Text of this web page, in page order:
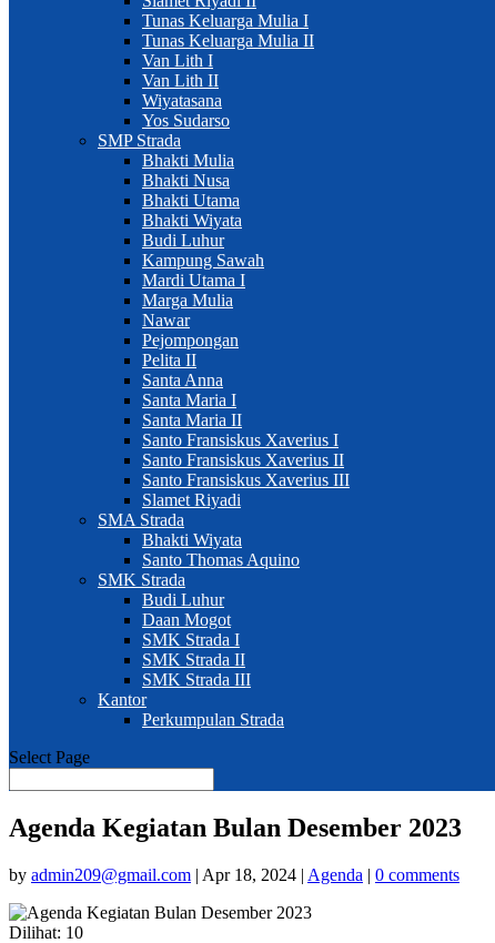
Tunas Keluarga Mulia I
Tunas Keluarga Mulia II
Van Lith I
Van Lith II
Wiyatasana
Yos Sudarso
SMP Strada
Bhakti Mulia
Bhakti Nusa
Bhakti Utama
Bhakti Wiyata
Budi Luhur
Kampung Sawah
Mardi Utama I
Marga Mulia
Nawar
Pejompongan
Pelita II
Santa Anna
Santa Maria I
Santa Maria II
Santo Fransiskus Xaverius I
Santo Fransiskus Xaverius II
Santo Fransiskus Xaverius III
Slamet Riyadi
SMA Strada
Bhakti Wiyata
Santo Thomas Aquino
SMK Strada
Budi Luhur
Daan Mogot
SMK Strada I
SMK Strada II
SMK Strada III
Kantor
Perkumpulan Strada
Select Page
Agenda Kegiatan Bulan Desember 2023
by admin209@gmail.com | Apr 18, 2024 | Agenda | 0 comments
Dilihat: 10